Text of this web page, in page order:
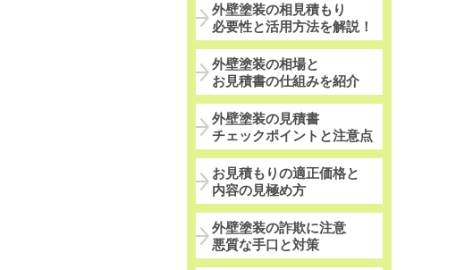
外壁塗装の相見積もり
必要性と活用方法を解説！
外壁塗装の相場と
お見積書の仕組みを紹介
外壁塗装の見積書
チェックポイントと注意点
お見積もりの適正価格と
内容の見極め方
外壁塗装の詐欺に注意
悪質な手口と対策